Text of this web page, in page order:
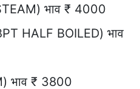
भाव ₹ 4000
HALF BOILED) भाव
भाव ₹ 3800